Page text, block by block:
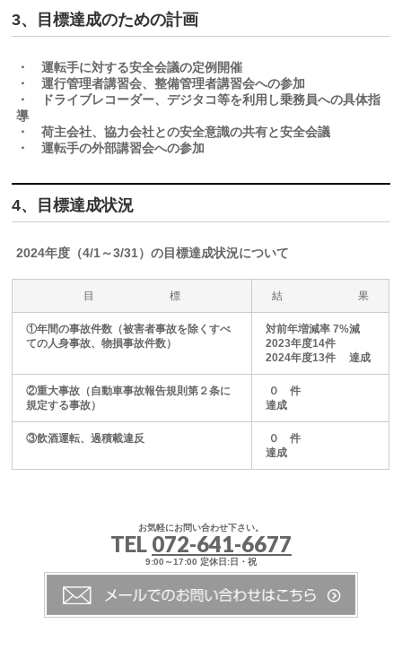
3、目標達成のための計画
・ 運転手に対する安全会議の定例開催
・ 運行管理者講習会、整備管理者講習会への参加
・ ドライブレコーダー、デジタコ等を利用し乗務員への具体指
導
・ 荷主会社、協力会社との安全意識の共有と安全会議
・ 運転手の外部講習会への参加
4、目標達成状況
2024年度（4/1～3/31）の目標達成状況について
目 標 結 果
①年間の事故件数（被害者事故を除くすべ
ての人身事故、物損事故件数）
対前年増減率 7%減
2023年度14件
2024年度13件 達成
②重大事故（自動車事故報告規則第２条に
規定する事故）
０ 件
達成
③飲酒運転、過積載違反
０ 件
達成
お気軽にお問い合わせ下さい。
TEL 072-641-6677
9:00～17:00 定休日:日・祝